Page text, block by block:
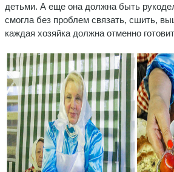
детьми. А еще она должна быть
смогла без проблем связать, сшить,
каждая хозяйка должна отменно